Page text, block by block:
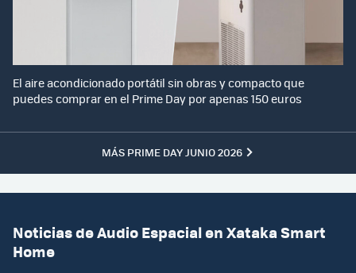
El aire acondicionado portátil sin obras y compacto que
puedes comprar en el Prime Day por apenas 150 euros
MÁS PRIME DAY JUNIO 2026
Noticias de Audio Espacial en Xataka Smart
Home